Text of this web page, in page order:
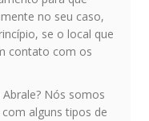
no seu caso,
se o local que
contato com os
Nós somos
alguns tipos de